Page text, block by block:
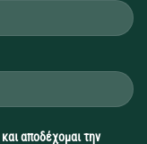
και αποδέχομαι την